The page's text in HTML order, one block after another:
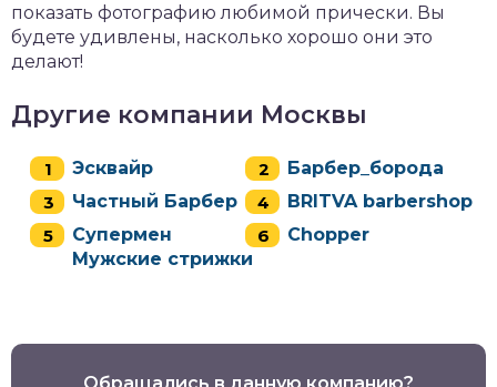
показать фотографию любимой прически. Вы
будете удивлены, насколько хорошо они это
делают!
Другие компании Москвы
Эсквайр
Барбер_борода
Частный Барбер
BRITVA barbershop
Супермен
Мужские стрижки
Chopper
Обращались в данную компанию?